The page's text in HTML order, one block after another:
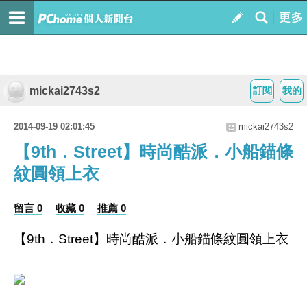
我的
訂閱
mickai2743s2
2014-09-19 02:01:45 mickai2743s2
【9th．Street】時尚酷派．小船錨條
紋圓領上衣
留言 0 收藏 0 推薦 0
【9th．Street】時尚酷派．小船錨條紋圓領上衣